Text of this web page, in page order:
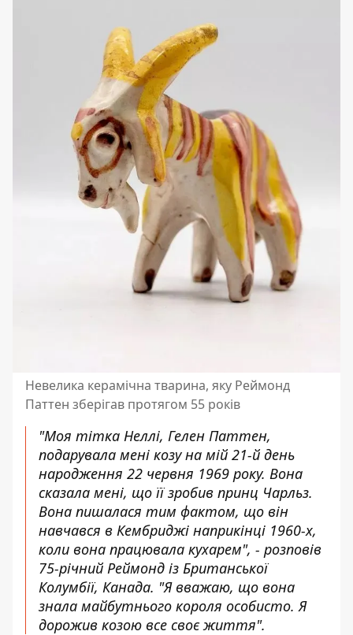
Невелика керамічна тварина, яку Реймонд
Паттен зберігав протягом 55 років
"Моя тітка Неллі, Гелен Паттен,
подарувала мені козу на мій 21-й день
народження 22 червня 1969 року. Вона
сказала мені, що її зробив принц Чарльз.
Вона пишалася тим фактом, що він
навчався в Кембриджі наприкінці 1960-х,
коли вона працювала кухарем", - розповів
75-річний Реймонд із Британської
Колумбії, Канада. "Я вважаю, що вона
знала майбутнього короля особисто. Я
дорожив козою все своє життя".